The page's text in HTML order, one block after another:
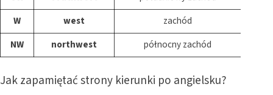
W
west
zachód
NW
northwest północny zachód
Jak zapamiętać strony kierunki po angielsku?